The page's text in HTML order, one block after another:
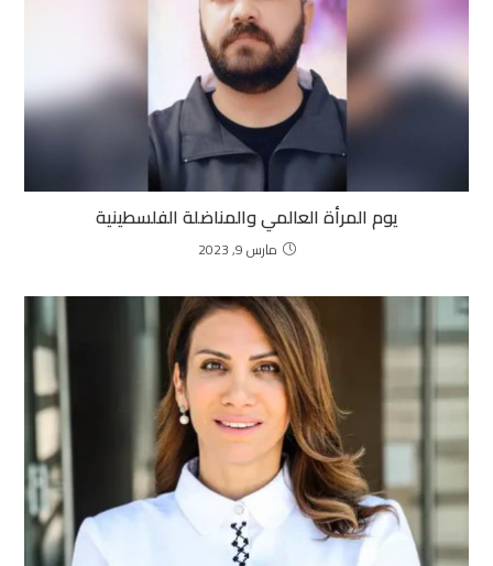
يوم المرأة العالمي والمناضلة الفلسطينية
مارس 9, 2023